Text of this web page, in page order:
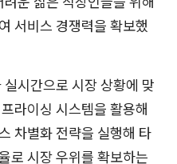
서비스 경쟁력을 확보했
시간으로 시장 상황에 맞
라이싱 시스템을 활용해
차별화 전략을 실행해 타
로 시장 우위를 확보하는